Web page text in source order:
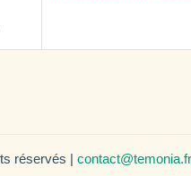
réservés | contact@temonia.fr